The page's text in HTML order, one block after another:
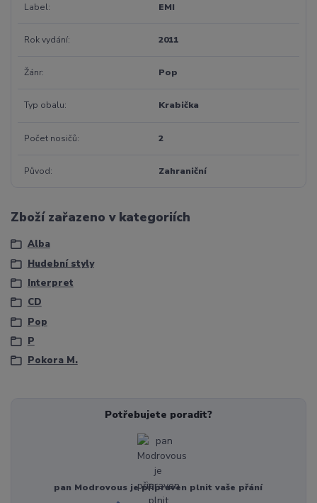
Label EMI
Rok vydání 2011
Žánr Pop
Typ obalu Krabička
Počet nosičů 2
Původ Zahraniční
Zboží zařazeno v kategoriích
Alba
Hudební styly
Interpret
CD
Pop
P
Pokora M.
Potřebujete poradit?
pan Modrovous je připraven plnit vaše přání